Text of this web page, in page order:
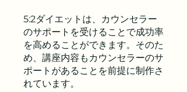
5:2ダイエットは、カウンセラー
のサポートを受けることで成功率
を高めることができます。そのた
め、講座内容もカウンセラーのサ
ポートがあることを前提に制作さ
れています。